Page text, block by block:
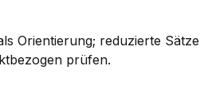
Orientierung; reduzierte Sätze
prüfen.